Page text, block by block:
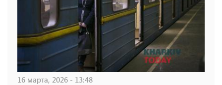
16 марта, 2026 - 13:48